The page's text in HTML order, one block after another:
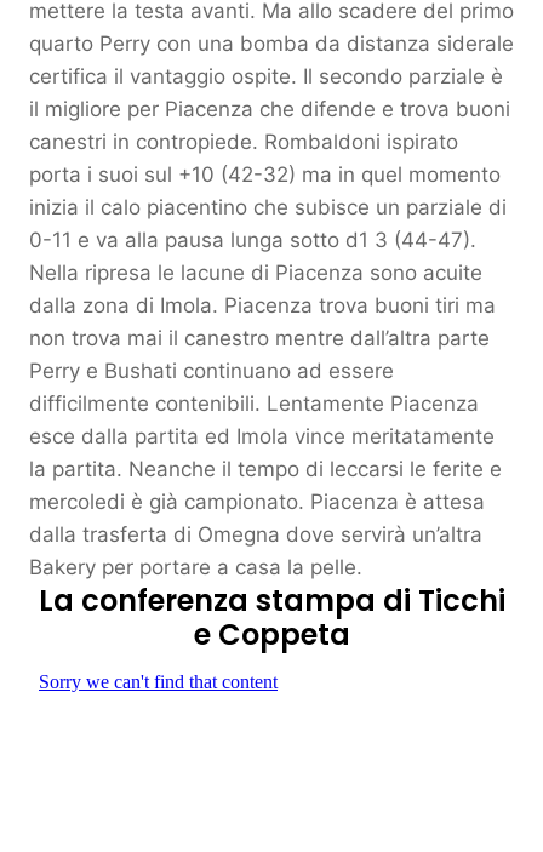
mettere la testa avanti. Ma allo scadere del primo
quarto Perry con una bomba da distanza siderale
certifica il vantaggio ospite. Il secondo parziale è
il migliore per Piacenza che difende e trova buoni
canestri in contropiede. Rombaldoni ispirato
porta i suoi sul +10 (42-32) ma in quel momento
inizia il calo piacentino che subisce un parziale di
0-11 e va alla pausa lunga sotto d1 3 (44-47).
Nella ripresa le lacune di Piacenza sono acuite
dalla zona di Imola. Piacenza trova buoni tiri ma
non trova mai il canestro mentre dall’altra parte
Perry e Bushati continuano ad essere
difficilmente contenibili. Lentamente Piacenza
esce dalla partita ed Imola vince meritatamente
la partita. Neanche il tempo di leccarsi le ferite e
mercoledi è già campionato. Piacenza è attesa
dalla trasferta di Omegna dove servirà un’altra
Bakery per portare a casa la pelle.
La conferenza stampa di Ticchi
e Coppeta